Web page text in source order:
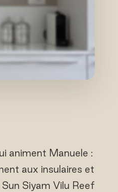
animent Manuele :
aux insulaires et
Siyam Vilu Reef